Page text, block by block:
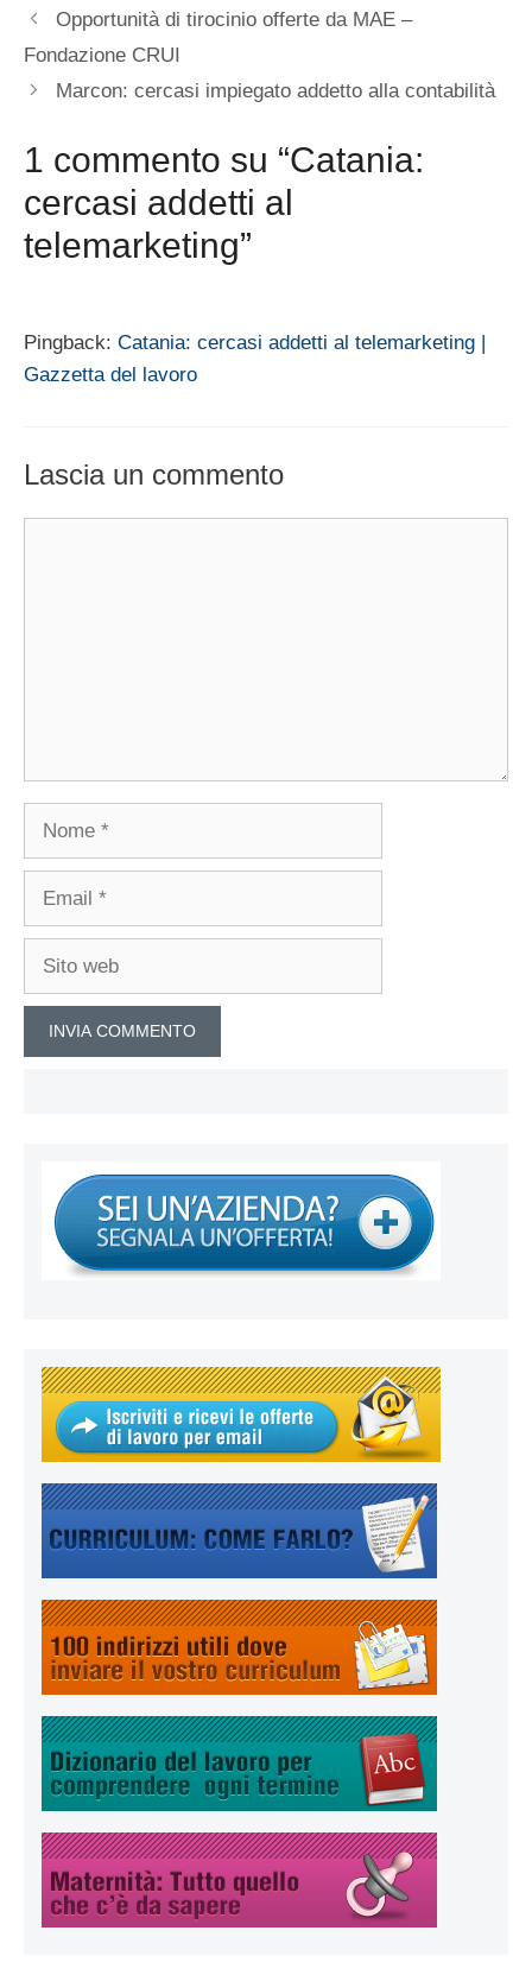
Opportunità di tirocinio offerte da MAE –
Fondazione CRUI
Marcon: cercasi impiegato addetto alla contabilità
1 commento su “Catania:
cercasi addetti al
telemarketing”
Pingback: Catania: cercasi addetti al telemarketing |
Gazzetta del lavoro
Lascia un commento
Nome
Email
Sito